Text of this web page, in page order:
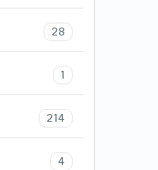
28
1
214
4